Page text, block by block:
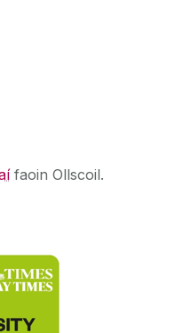
faoin Ollscoil.